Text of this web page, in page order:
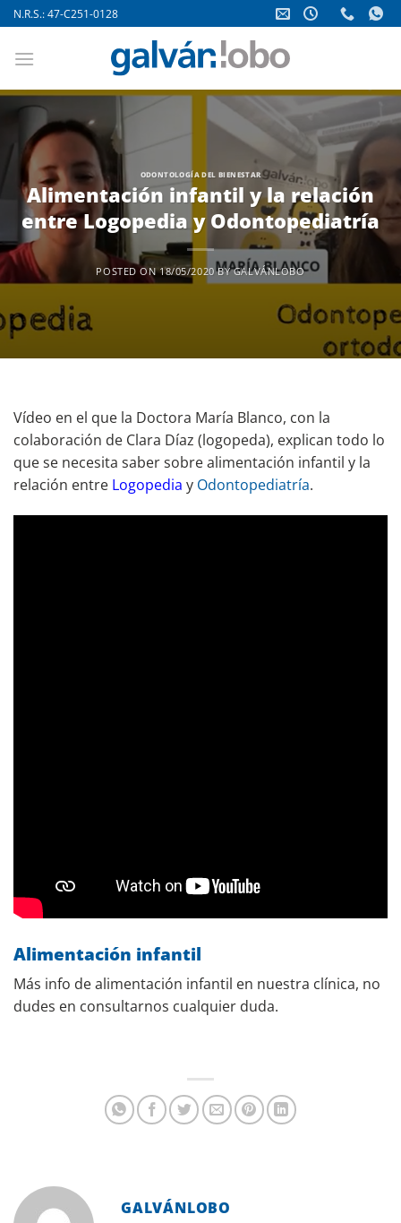
Saltar
al
contenido
N.R.S.: 47-C251-0128
ODONTOLOGÍA DEL BIENESTAR
Alimentación infantil y la relación
entre Logopedia y Odontopediatría
POSTED ON18/05/2020 BYGALVÁNLOBO
Vídeo en el que la Doctora María Blanco, con la
colaboración de Clara Díaz (logopeda), explican todo lo
que se necesita saber sobre alimentación infantil y la
relación entre Logopedia y Odontopediatría.
Alimentación infantil
Más info de alimentación infantil en nuestra clínica, no
dudes en consultarnos cualquier duda.
GALVÁNLOBO